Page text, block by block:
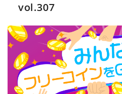
vol.307